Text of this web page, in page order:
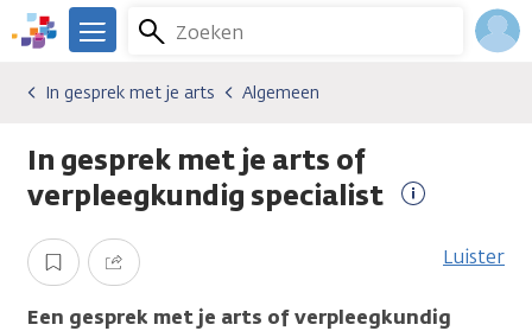
Overslaan
en
gaan
We
er
je.
Kanker.nl
Zoeken
Menu
Algemene onderwerpen
In gesprek met je arts
Algemeen
In gesprek met je arts Algemeen
In gesprek met je arts of
verpleegkundig specialist
informatie
Opslaan Delen Luister
Een gesprek met je arts of verpleegkundig